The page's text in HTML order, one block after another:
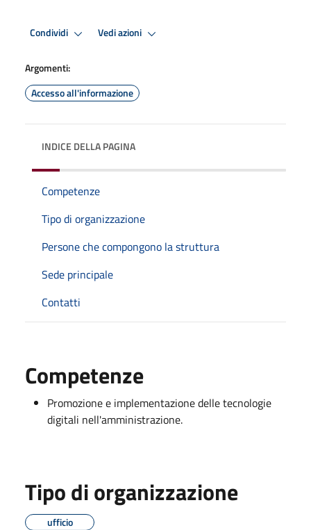
Condividi Vedi azioni
Argomenti:
Accesso all'informazione
INDICE DELLA PAGINA
Competenze
Tipo di organizzazione
Persone che compongono la struttura
Sede principale
Contatti
Competenze
Promozione e implementazione delle tecnologie
digitali nell'amministrazione.
Tipo di organizzazione
ufficio